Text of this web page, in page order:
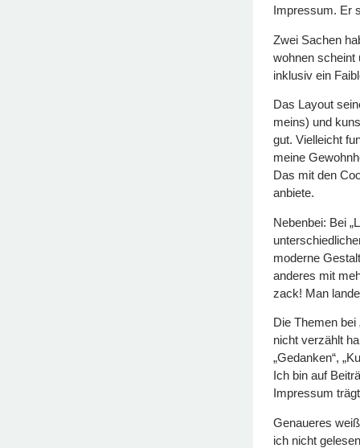
Impressum. Er
Zwei Sachen
wohnen scheint
inklusiv ein
Das Layout
meins) und
gut. Vielleicht
meine
Das mit den
anbiete.
Nebenbei: Bei
moderne
anderes mit
zack! Man
Die Themen bei
nicht verzählt
„Gedanken“,
Ich bin auf
Impressum
Genaueres
ich nicht